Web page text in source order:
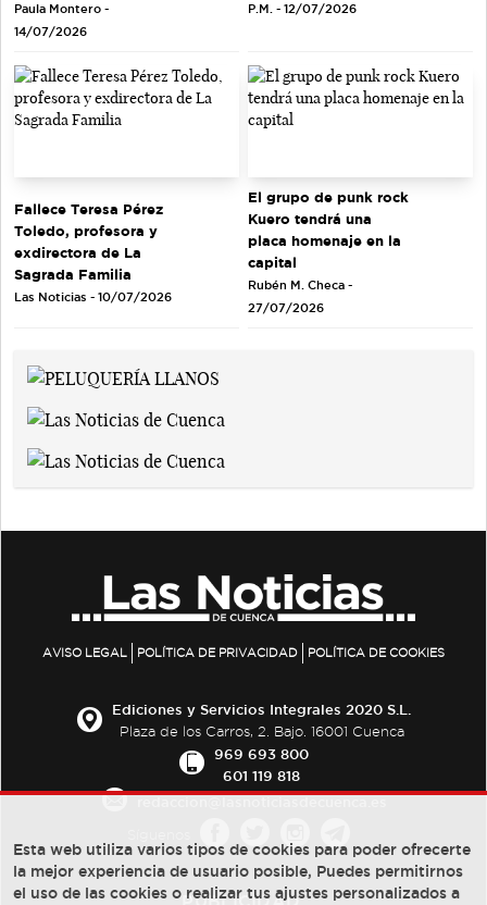
Paula Montero -
14/07/2026
P.M. - 12/07/2026
Fallece Teresa Pérez
Toledo, profesora y
exdirectora de La
Sagrada Familia
Las Noticias - 10/07/2026
El grupo de punk rock
Kuero tendrá una
placa homenaje en la
capital
Rubén M. Checa -
27/07/2026
AVISO LEGAL POLÍTICA DE PRIVACIDAD POLÍTICA DE COOKIES
Ediciones y Servicios Integrales 2020 S.L.
Plaza de los Carros, 2. Bajo. 16001 Cuenca
969 693 800
601 119 818
Esta web utiliza varios tipos de cookies para poder ofrecerte
la mejor experiencia de usuario posible, Puedes permitirnos
el uso de las cookies o realizar tus ajustes personalizados a